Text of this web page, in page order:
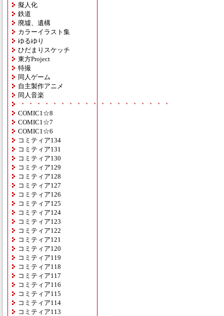
擬人化
鉄道
廃墟、遺構
カラーイラスト集
ゆるゆり
ひだまりスケッチ
東方Project
特撮
同人ゲーム
自主製作アニメ
同人音楽
・・・・・・・・・・・・・・・・・・・
COMIC1☆8
COMIC1☆7
COMIC1☆6
コミティア134
コミティア131
コミティア130
コミティア129
コミティア128
コミティア127
コミティア126
コミティア125
コミティア124
コミティア123
コミティア122
コミティア121
コミティア120
コミティア119
コミティア118
コミティア117
コミティア116
コミティア115
コミティア114
コミティア113